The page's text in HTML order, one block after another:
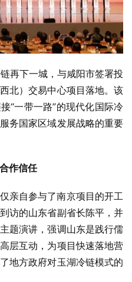
再下一城，与咸阳市签署投
北）交易中心项目落地。该
“一带一路”的现代化国际冷
务国家区域发展战略的重要
作信任
亲自参与了南京项目的开工
访的山东省副省长陈平，并
题演讲，强调山东是践行儒
层互动，为项目快速落地营
地方政府对玉湖冷链模式的